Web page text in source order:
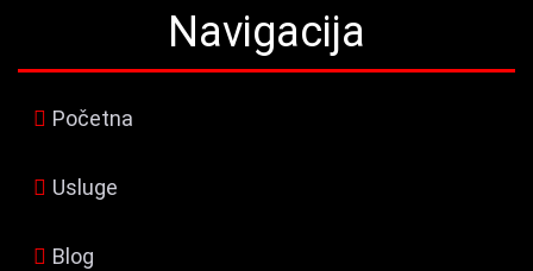
Navigacija
Početna
Usluge
Blog